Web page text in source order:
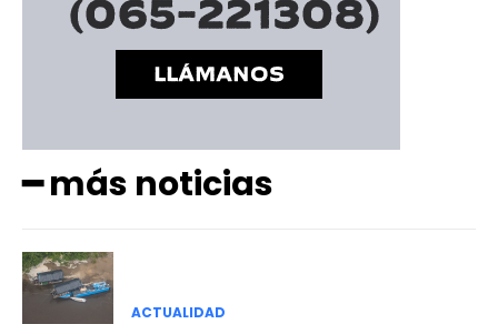
━ más noticias
ACTUALIDAD